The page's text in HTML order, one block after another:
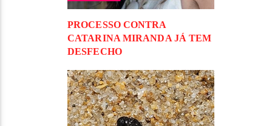
PROCESSO CONTRA
CATARINA MIRANDA JÁ TEM
DESFECHO